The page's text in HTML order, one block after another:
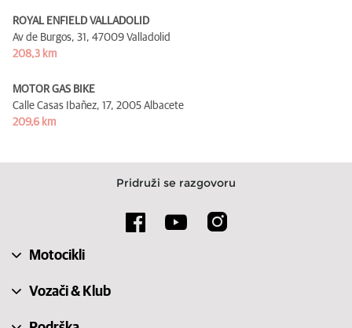
ROYAL ENFIELD VALLADOLID
Av de Burgos, 31, 47009 Valladolid
208,3 km
MOTOR GAS BIKE
Calle Casas Ibañez, 17, 2005 Albacete
209,6 km
Pridruži se razgovoru
Motocikli
Vozači & Klub